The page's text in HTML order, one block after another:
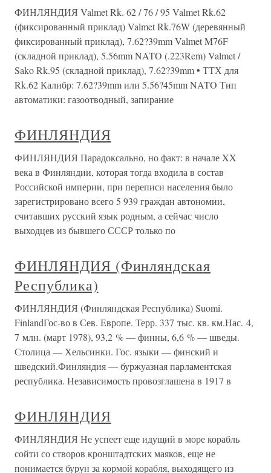
ФИНЛЯНДИЯ Valmet Rk. 62 / 76 / 95 Valmet Rk.62
(фиксированный приклад) Valmet Rk.76W (деревянный
фиксированный приклад), 7.62?39mm Valmet M76F
(складной приклад), 5.56mm NATO (.223Rem) Valmet /
Sako Rk.95 (складной приклад), 7.62?39mm • ТТХ для
Rk.62 Калибр: 7.62?39mm или 5.56?45mm NATO Тип
автоматики: газоотводный, запирание
ФИНЛЯНДИЯ
ФИНЛЯНДИЯ Парадоксально, но факт: в начале XX
века в Финляндии, которая тогда входила в состав
Российской империи, при переписи населения было
зарегистрировано всего 5 939 граждан автономии,
считавших русский язык родным, а сейчас число
выходцев из бывшего СССР только по
ФИНЛЯНДИЯ (Финляндская
Республика)
ФИНЛЯНДИЯ (Финляндская Республика) Suomi.
FinlandГос-во в Сев. Европе. Терр. 337 тыс. кв. км.Нас. 4,
7 млн. (март 1978), 93,2 % — финны, 6,6 % — шведы.
Столица — Хельсинки. Гос. языки — финский и
шведский.Финляндия — буржуазная парламентская
республика. Независимость провозглашена в 1917 в
ФИНЛЯНДИЯ
ФИНЛЯНДИЯ Не успеет еще идущий в море корабль
сойти со створов кронштадтских маяков, еще не
понимается бурун за кормой корабля, выходящего из